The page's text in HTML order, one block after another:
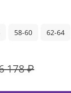
58-60 62-64
178 ₽